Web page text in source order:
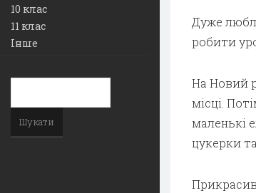
10 клас
11 клас
Інше
Дуже
робити
На Новий
місці.
маленькі
цукерки